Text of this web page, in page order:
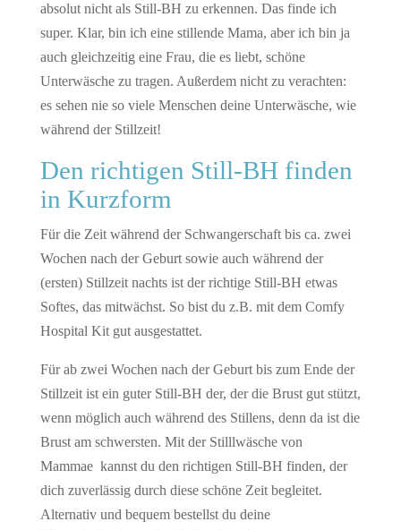
absolut nicht als Still-BH zu erkennen. Das finde ich
super. Klar, bin ich eine stillende Mama, aber ich bin ja
auch gleichzeitig eine Frau, die es liebt, schöne
Unterwäsche zu tragen. Außerdem nicht zu verachten:
es sehen nie so viele Menschen deine Unterwäsche, wie
während der Stillzeit!
Den richtigen Still-BH finden
in Kurzform
Für die Zeit während der Schwangerschaft bis ca. zwei
Wochen nach der Geburt sowie auch während der
(ersten) Stillzeit nachts ist der richtige Still-BH etwas
Softes, das mitwächst. So bist du z.B. mit dem Comfy
Hospital Kit gut ausgestattet.
Für ab zwei Wochen nach der Geburt bis zum Ende der
Stillzeit ist ein guter Still-BH der, der die Brust gut stützt,
wenn möglich auch während des Stillens, denn da ist die
Brust am schwersten. Mit der Stilllwäsche von
Mammae kannst du den richtigen Still-BH finden, der
dich zuverlässig durch diese schöne Zeit begleitet.
Alternativ und bequem bestellst du deine